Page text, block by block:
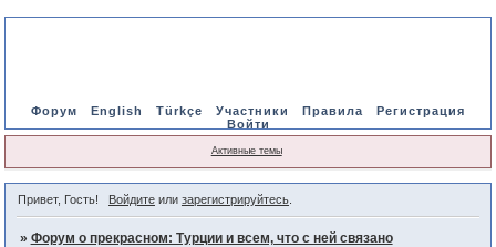
Форум English Türkçe Участники Правила
Регистрация
Войти
Активные темы
Привет, Гость! Войдитеили зарегистрируйтесь.
» Форум о прекрасном: Турции и всем, что с ней связано